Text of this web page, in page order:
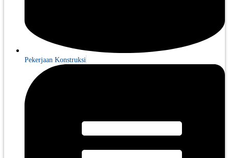
Pekerjaan Konstruksi